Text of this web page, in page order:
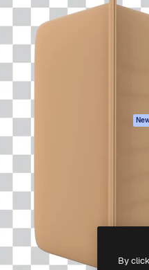
Gerador de
Company S.L.U. Todos os
By